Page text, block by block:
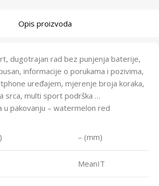
Opis proizvoda
dugotrajan rad bez punjenja baterije,
informacije o porukama i pozivima,
uređajem, mjerenje broja koraka,
srca, multi sport podrška …
u pakovanju – watermelon red
– (mm)
MeanIT